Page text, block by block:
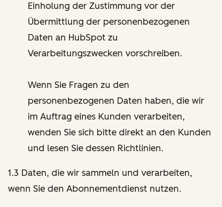
Einholung der Zustimmung vor der
Übermittlung der personenbezogenen
Daten an HubSpot zu
Verarbeitungszwecken vorschreiben.
Wenn Sie Fragen zu den
personenbezogenen Daten haben, die wir
im Auftrag eines Kunden verarbeiten,
wenden Sie sich bitte direkt an den Kunden
und lesen Sie dessen Richtlinien.
1.3 Daten, die wir sammeln und verarbeiten,
wenn Sie den Abonnementdienst nutzen.